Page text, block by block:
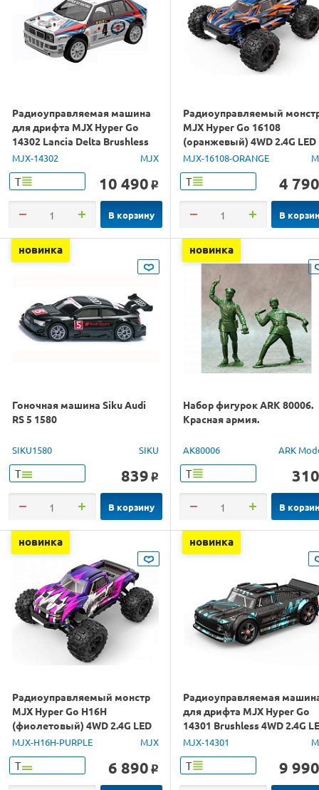
Радиоуправляемая машина
для дрифта MJX Hyper Go
14302 Lancia Delta Brushless
4WD 2.4G LED 1/14 RTR
MJX-14302 MJX
Т 10 490 o
В корзину
Радиоуправляемый
MJX Hyper Go 16108
(оранжевый) 4WD 2.4G LED
1/16 RTR
MJX-16108-ORANGE
Т 4 790
В
новинка
Гоночная машина Siku Audi
RS 5 1580
SIKU1580 SIKU
Т 839 o
В корзину
новинка
Набор фигурок ARK 80006.
Красная армия.
AK80006 ARK
Т 310
В
новинка
Радиоуправляемый монстр
MJX Hyper Go H16H
(фиолетовый) 4WD 2.4G LED
GPS 1/16 RTR
MJX-H16H-PURPLE MJX
Т 6 890 o
новинка
Радиоуправляемая
для дрифта MJX Hyper Go
14301 Brushless 4WD 2.4G
1/14 RTR
MJX-14301
Т 9 990